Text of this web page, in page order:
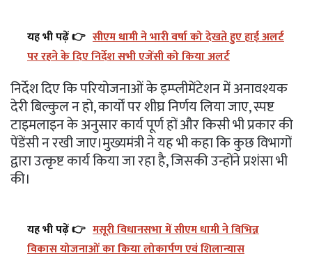
यह भी पढ़ें 👉 सीएम धामी ने भारी वर्षा को देखते हुए हाई अलर्ट
पर रहने के दिए निर्देश सभी एजेंसी को किया अलर्ट
निर्देश दिए कि परियोजनाओं के इम्प्लीमेंटेशन में अनावश्यक
देरी बिल्कुल न हो, कार्यों पर शीघ्र निर्णय लिया जाए, स्पष्ट
टाइमलाइन के अनुसार कार्य पूर्ण हों और किसी भी प्रकार की
पेंडेंसी न रखी जाए।मुख्यमंत्री ने यह भी कहा कि कुछ विभागों
द्वारा उत्कृष्ट कार्य किया जा रहा है, जिसकी उन्होंने प्रशंसा भी
की।
यह भी पढ़ें 👉 मसूरी विधानसभा में सीएम धामी ने विभिन्न
विकास योजनाओं का किया लोकार्पण एवं शिलान्यास